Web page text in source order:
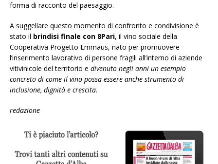
forma di racconto del paesaggio.
A suggellare questo momento di confronto e condivisione è
stato il brindisi finale con 8Pari, il vino sociale della
Cooperativa Progetto Emmaus, nato per promuovere
l’inserimento lavorativo di persone fragili all’interno di aziende
vitivinicole del territorio e divenuto negli anni un esempio
concreto di come il vino possa essere anche strumento di
inclusione, dignità e crescita.
redazione